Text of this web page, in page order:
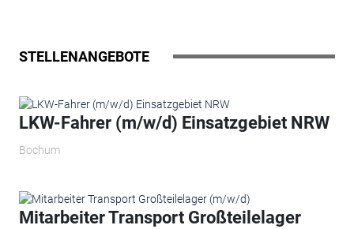
STELLENANGEBOTE
LKW-Fahrer (m/w/d) Einsatzgebiet NRW
Bochum
Mitarbeiter Transport Großteilelager